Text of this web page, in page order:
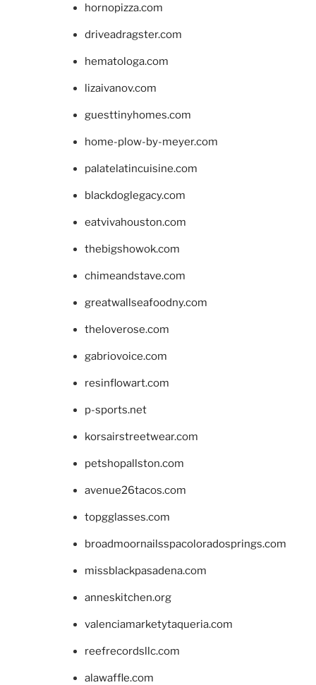
hornopizza.com
driveadragster.com
hematologa.com
lizaivanov.com
guesttinyhomes.com
home-plow-by-meyer.com
palatelatincuisine.com
blackdoglegacy.com
eatvivahouston.com
thebigshowok.com
chimeandstave.com
greatwallseafoodny.com
theloverose.com
gabriovoice.com
resinflowart.com
p-sports.net
korsairstreetwear.com
petshopallston.com
avenue26tacos.com
topgglasses.com
broadmoornailsspacoloradosprings.com
missblackpasadena.com
anneskitchen.org
valenciamarketytaqueria.com
reefrecordsllc.com
alawaffle.com